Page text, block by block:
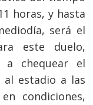
horas, y hasta
será el
este duelo,
a chequear el
estadio a las
condiciones,